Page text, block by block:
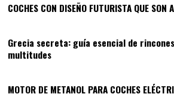
COCHES CON DISEÑO FUTURISTA QUE SON
Grecia secreta: guía esencial de
multitudes
MOTOR DE METANOL PARA COCHES